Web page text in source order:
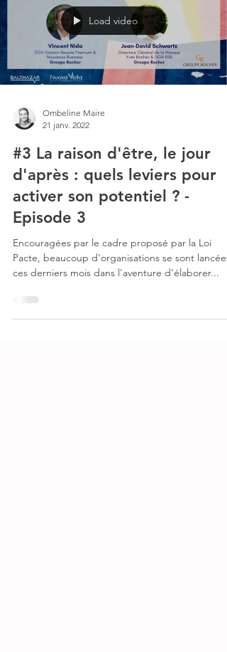
Load video
21 janv. 2022
#3 La raison d'être, le jour
d'après : quels leviers pour
activer son potentiel ? -
Episode 3
Encouragées par le cadre proposé par la Loi
Pacte, beaucoup d'organisations se sont lancées
ces derniers mois dans l'aventure d’élaborer...